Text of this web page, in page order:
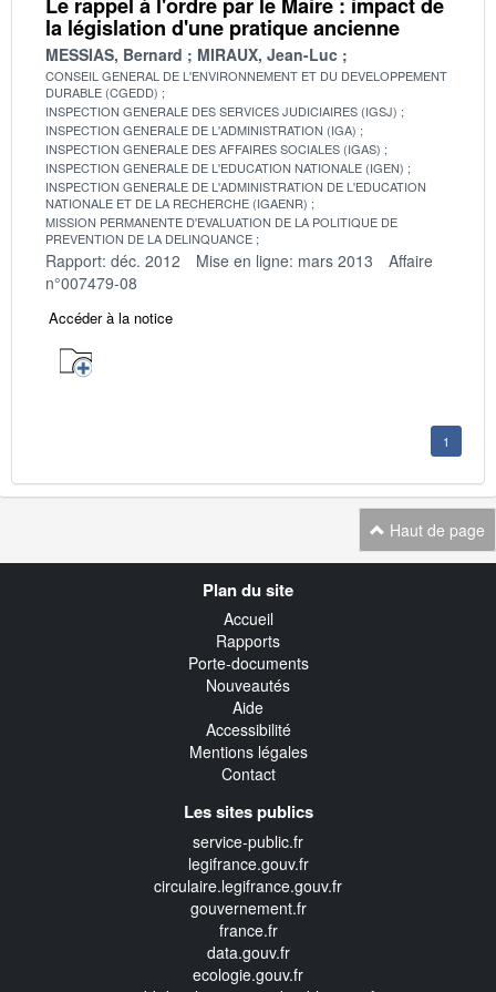
la législation d'une pratique ancienne
MESSIAS, Bernard MIRAUX, Jean-Luc
CONSEIL GENERAL DE L'ENVIRONNEMENT ET DU DEVELOPPEMENT
DURABLE (CGEDD)
INSPECTION GENERALE DES SERVICES JUDICIAIRES (IGSJ)
INSPECTION GENERALE DE L'ADMINISTRATION (IGA)
INSPECTION GENERALE DES AFFAIRES SOCIALES (IGAS)
INSPECTION GENERALE DE L'EDUCATION NATIONALE (IGEN)
INSPECTION GENERALE DE L'ADMINISTRATION DE L'EDUCATION
NATIONALE ET DE LA RECHERCHE (IGAENR)
MISSION PERMANENTE D'EVALUATION DE LA POLITIQUE DE
PREVENTION DE LA DELINQUANCE
Rapport: déc. 2012 Mise en ligne: mars 2013
Affaire
n°007479-08
Accéder à la notice
1
Haut de page
Plan du site
Accueil
Rapports
Porte-documents
Nouveautés
Aide
Accessibilité
Mentions légales
Contact
Les sites publics
service-public.fr
legifrance.gouv.fr
circulaire.legifrance.gouv.fr
gouvernement.fr
france.fr
data.gouv.fr
ecologie.gouv.fr